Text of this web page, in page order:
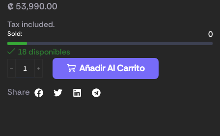
₡ 53,990.00
Tax included.
Sold:
0
18 disponibles
Añadir Al Carrito
Share